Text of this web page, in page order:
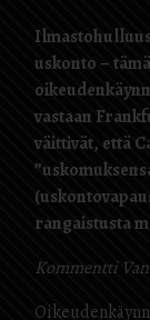
uskonto –
vastaan
väittivät, että
rangaistusta
Kommentti